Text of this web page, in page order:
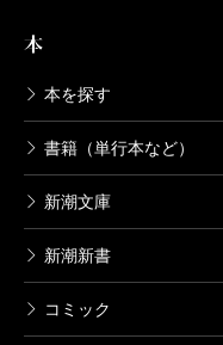
本
本を探す
書籍（単行本など）
新潮文庫
新潮新書
コミック